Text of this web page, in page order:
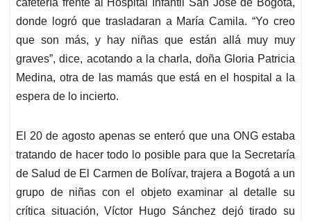
cafetería frente al Hospital Infantil San José de Bogotá,
donde logró que trasladaran a María Camila. “Yo creo
que son más, y hay niñas que están allá muy muy
graves”, dice, acotando a la charla, doña Gloria Patricia
Medina, otra de las mamás que está en el hospital a la
espera de lo incierto.
El 20 de agosto apenas se enteró que una ONG estaba
tratando de hacer todo lo posible para que la Secretaría
de Salud de El Carmen de Bolívar, trajera a Bogotá a un
grupo de niñas con el objeto examinar al detalle su
crítica situación, Víctor Hugo Sánchez dejó tirado su